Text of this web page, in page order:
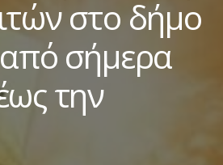
στο δήμο
σήμερα
την